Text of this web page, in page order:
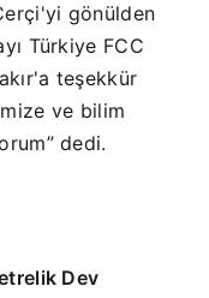
gönülden
Türkiye FCC
teşekkür
ve bilim
dedi.
Dev